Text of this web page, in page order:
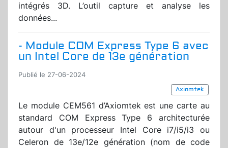
intégrés 3D. L’outil capture et analyse les
données...
- Module COM Express Type 6 avec
un Intel Core de 13e génération
Publié le 27-06-2024
Axiomtek
Le module CEM561 d’Axiomtek est une carte au
standard COM Express Type 6 architecturée
autour d'un processeur Intel Core i7/i5/i3 ou
Celeron de 13e/12e génération (nom de code